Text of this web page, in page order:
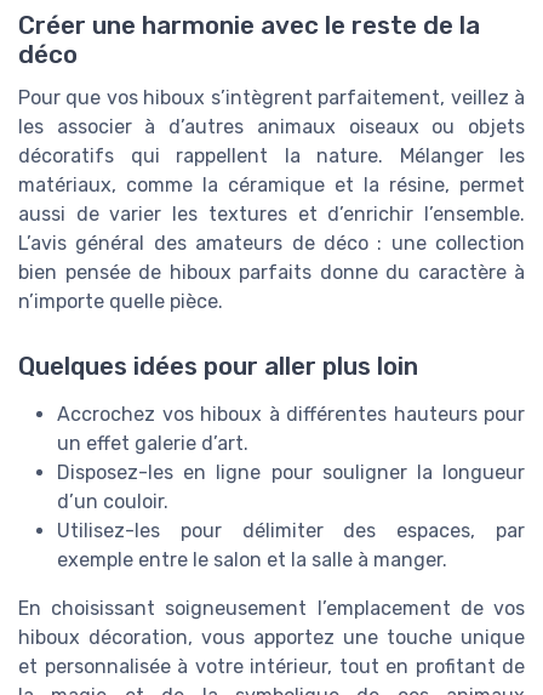
Créer une harmonie avec le reste de la
déco
Pour que vos hiboux s’intègrent parfaitement, veillez à
les associer à d’autres animaux oiseaux ou objets
décoratifs qui rappellent la nature. Mélanger les
matériaux, comme la céramique et la résine, permet
aussi de varier les textures et d’enrichir l’ensemble.
L’avis général des amateurs de déco : une collection
bien pensée de hiboux parfaits donne du caractère à
n’importe quelle pièce.
Quelques idées pour aller plus loin
Accrochez vos hiboux à différentes hauteurs pour
un effet galerie d’art.
Disposez-les en ligne pour souligner la longueur
d’un couloir.
Utilisez-les pour délimiter des espaces, par
exemple entre le salon et la salle à manger.
En choisissant soigneusement l’emplacement de vos
hiboux décoration, vous apportez une touche unique
et personnalisée à votre intérieur, tout en profitant de